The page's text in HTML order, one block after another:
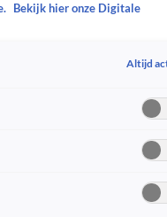
door Zeist
Zeist
Bekijk hier onze Digitale
Altijd